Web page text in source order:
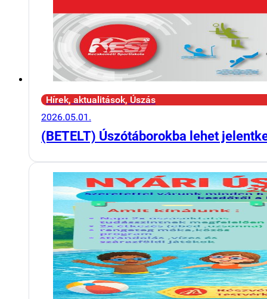
Hírek, aktualitások, Úszás
2026.05.01.
(BETELT) Úszótáborokba lehet